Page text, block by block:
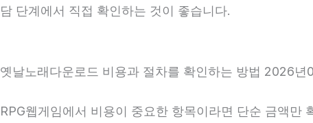
담 단계에서 직접 확인하는 것이 좋습니다.
옛날노래다운로드 비용과 절차를 확인하는 방법 2026
RPG웹게임에서 비용이 중요한 항목이라면 단순 금액